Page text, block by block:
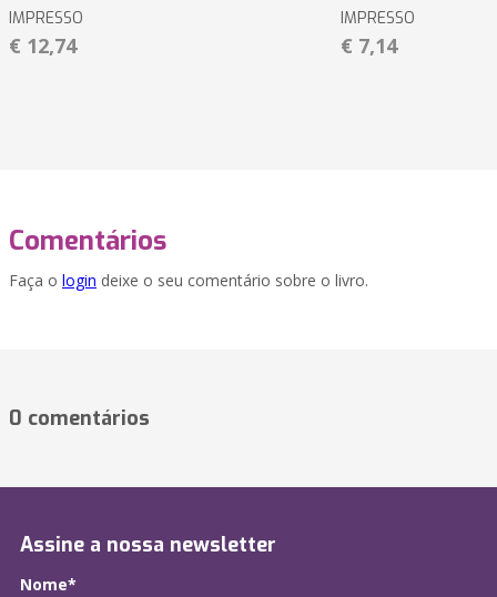
IMPRESSO
€ 12,74
IMPRESSO
€ 7,14
Comentários
Faça o login deixe o seu comentário sobre o livro.
0 comentários
Assine a nossa newsletter
Nome*